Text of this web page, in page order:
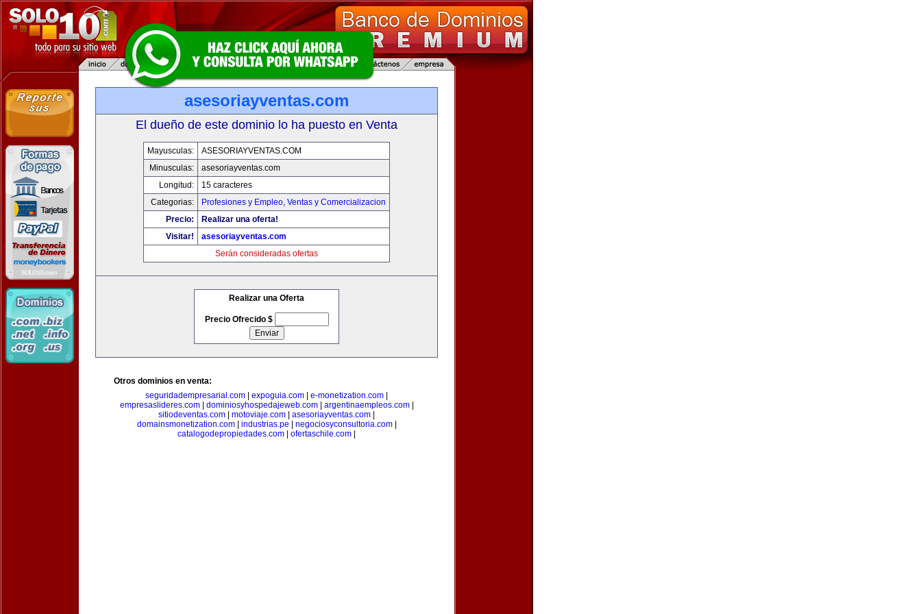
asesoriayventas.com
El dueño de este dominio lo ha puesto en Venta
Mayusculas:
ASESORIAYVENTAS.COM
Minusculas:
asesoriayventas.com
Longitud:
15 caracteres
Categorias:
Profesiones y Empleo, Ventas y Comercializacion
Precio:
Realizar una oferta!
Visitar!
asesoriayventas.com
Serán consideradas ofertas
Realizar una Oferta
Precio Ofrecido $
Otros dominios en venta:
seguridadempresarial.com
expoguia.com e-monetization.com
empresaslideres.com| dominiosyhospedajeweb.com| argentinaempleos.com|
sitiodeventas.com
motoviaje.com asesoriayventas.com
domainsmonetization.com| industrias.pe negociosyconsultoria.com|
catalogodepropiedades.com
ofertaschile.com